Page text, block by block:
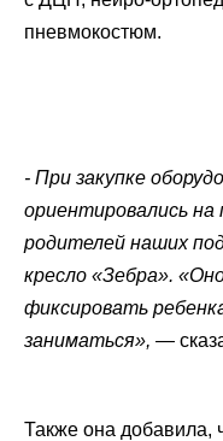
пневмокостюм.
- При закупке
ориентировались
родителей наших
кресло «Зебра».
фиксировать
заниматься», —
Также она добавила,